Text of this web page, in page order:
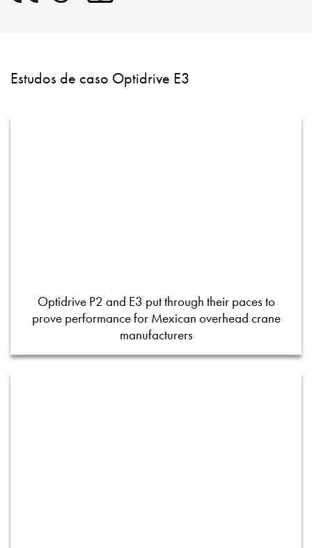
Estudos de caso Optidrive E3
Optidrive P2 and E3 put through their paces to
prove performance for Mexican overhead crane
manufacturers